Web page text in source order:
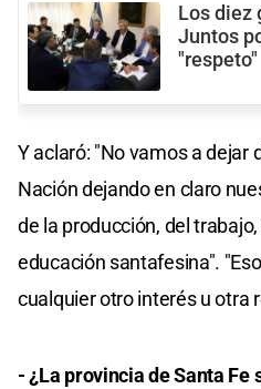
Los diez
Juntos
"respeto"
Y aclaró: "No vamos a dejar
Nación dejando en claro
de la producción, del
educación santafesina".
cualquier otro interés u otra
- ¿La provincia de Santa Fe